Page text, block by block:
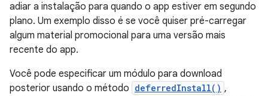
adiar a instalação para quando o app estiver em segundo
plano. Um exemplo disso é se você quiser pré-carregar
algum material promocional para uma versão mais
recente do app.
Você pode especificar um módulo para download
posterior usando o método deferredInstall() ,